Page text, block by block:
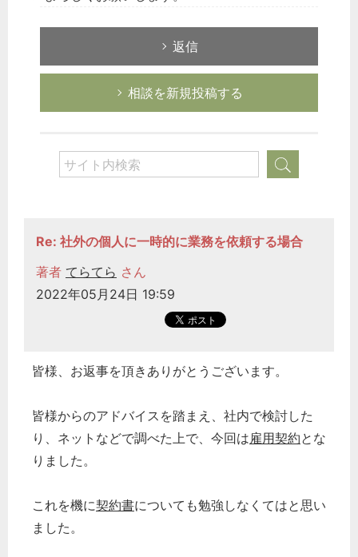
返信
相談を新規投稿する
Re: 社外の個人に一時的に業務を依頼する場合
著者 てらてら さん
2022年05月24日 19:59
皆様、お返事を頂きありがとうございます。
皆様からのアドバイスを踏まえ、社内で検討した
り、ネットなどで調べた上で、今回は雇用契約とな
りました。
これを機に契約書についても勉強しなくてはと思い
ました。